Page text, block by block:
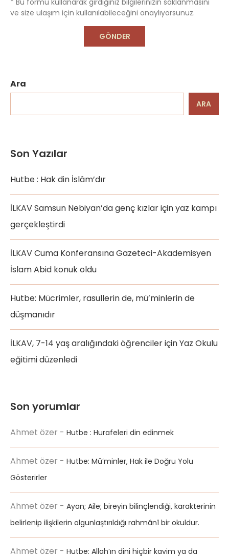
* Bu formu kullanarak girdiğiniz bilgilerinizin saklanmasını
ve size ulaşım için kullanılabileceğini onaylıyorsunuz.
Ara
ARA
Son Yazılar
Hutbe : Hak din İslâm’dır
İLKAV Samsun Nebiyan’da genç kızlar için yaz kampı
gerçekleştirdi
İLKAV Cuma Konferansına Gazeteci-Akademisyen
İslam Abid konuk oldu
Hutbe: Mücrimler, rasullerin de, mü’minlerin de
düşmanıdır
İLKAV, 7-14 yaş aralığındaki öğrenciler için Yaz Okulu
eğitimi düzenledi
Son yorumlar
Ahmet özer - Hutbe : Hurafeleri din edinmek
Ahmet özer - Hutbe: Mü’minler, Hak ile Doğru Yolu
Gösterirler
Ahmet özer - Ayan; Aile; bireyin bilinçlendiği, karakterinin
belirlenip ilişkilerin olgunlaştırıldığı rahmânî bir okuldur.
Ahmet özer - Hutbe: Allah’ın dini hiçbir kavim ya da